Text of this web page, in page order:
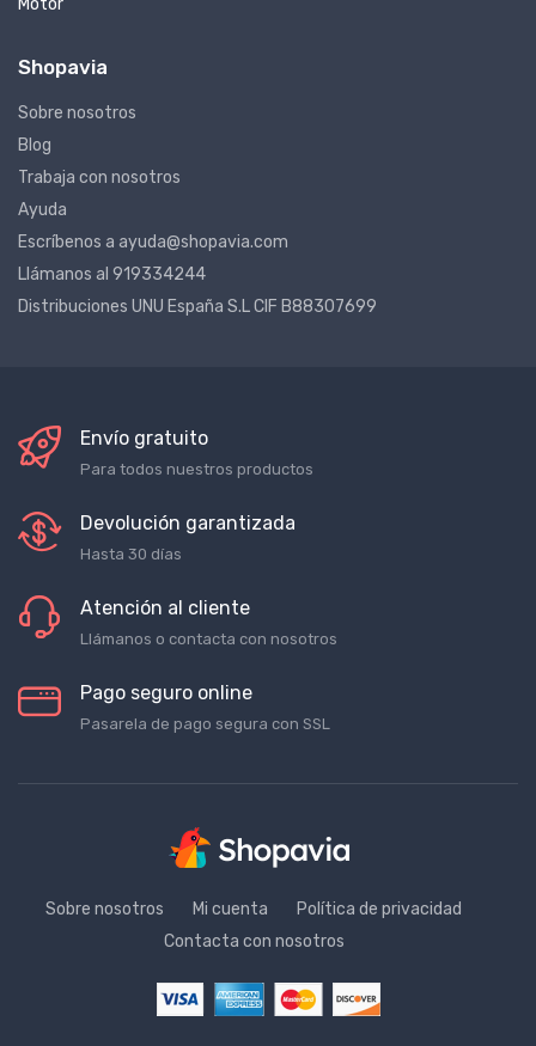
Motor
Shopavia
Sobre nosotros
Blog
Trabaja con nosotros
Ayuda
Escríbenos a ayuda@shopavia.com
Llámanos al 919334244
Distribuciones UNU España S.L CIF B88307699
Envío gratuito
Para todos nuestros productos
Devolución garantizada
Hasta 30 días
Atención al cliente
Llámanos o contacta con nosotros
Pago seguro online
Pasarela de pago segura con SSL
Sobre nosotros Mi cuenta
Política de privacidad
Contacta con nosotros